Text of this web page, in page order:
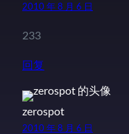
2010 年 8 月 6 日
233
回复
zerospot
2010 年 8 月 6 日